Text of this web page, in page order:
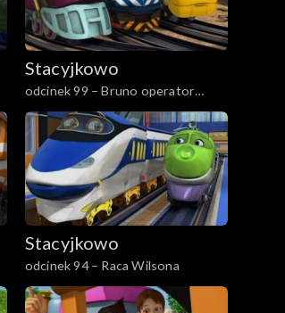
Stacyjkowo
odcinek 99 – Bruno operator
dźwigu
Stacyjkowo
odcinek 94 – Raca Wilsona